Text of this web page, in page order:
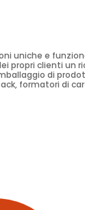
uniche e
propri clienti un
di
formatori di